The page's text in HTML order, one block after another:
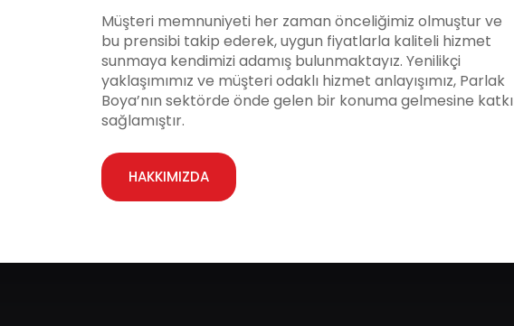
Müşteri memnuniyeti her zaman önceliğimiz olmuştur ve
bu prensibi takip ederek, uygun fiyatlarla kaliteli hizmet
sunmaya kendimizi adamış bulunmaktayız. Yenilikçi
yaklaşımımız ve müşteri odaklı hizmet anlayışımız, Parlak
Boya’nın sektörde önde gelen bir konuma gelmesine katkı
sağlamıştır.
HAKKIMIZDA